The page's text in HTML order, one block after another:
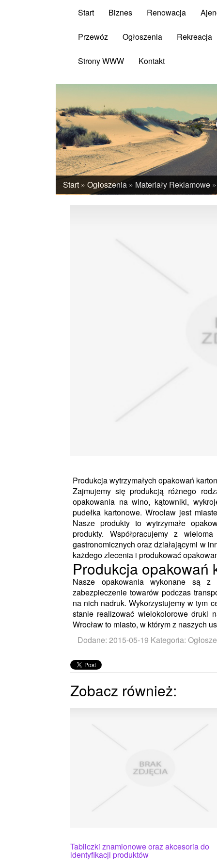
Start Biznes Renowacja
Przewóz Ogłoszenia Rekreacja
Strony WWW Kontakt
Start » Ogłoszenia » Materiały Reklamowe
Produkcja wytrzymałych opakowań
Zajmujemy się produkcją różnego
opakowania na wino, kątowniki,
pudełka kartonowe. Wrocław jest
Nasze produkty to wytrzymałe
produkty. Współpracujemy z
gastronomicznych oraz działającymi w
każdego zlecenia i produkować
Produkcja opakowań
Nasze opakowania wykonane są
zabezpieczenie towarów podczas
na nich nadruk. Wykorzystujemy w tym
stanie realizować wielokolorowe druki
Wrocław to miasto, w którym z naszych
Dodane: 2015-05-19 Kategoria:
Zobacz również:
Tabliczki znamionowe oraz akcesoria do
identyfikacji produktów